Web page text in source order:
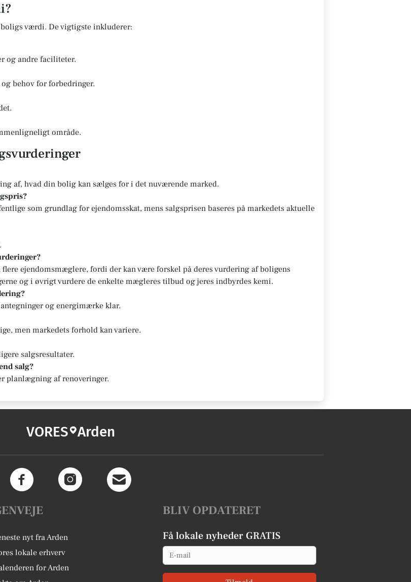
værdi. De vigtigste inkluderer:
og andre faciliteter.
behov for forbedringer.
område.
af, hvad din bolig kan sælges for i det nuværende marked.
som grundlag for ejendomsskat, mens salgsprisen baseres på markedets aktuelle
ejendomsmæglere, fordi der kan være forskel på deres vurdering af boligens
og i øvrigt vurdere de enkelte mægleres tilbud og jeres indbyrdes kemi.
og energimærke klar.
men markedets forhold kan variere.
salgsresultater.
salg?
planlægning af renoveringer.
VORES Arden
nyt fra Arden
lokale erhverv
for Arden
BLIV OPDATERET
Få lokale nyheder GRATIS
Email